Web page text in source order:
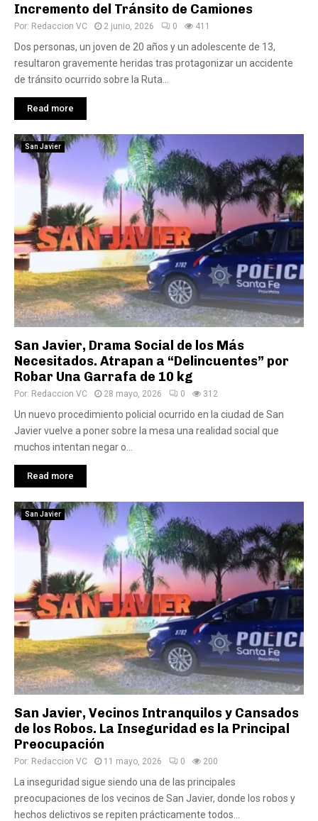
Incremento del Tránsito de Camiones
Por: Redaccion VC 2 junio, 2026 0 411
Dos personas, un joven de 20 años y un adolescente de 13,
resultaron gravemente heridas tras protagonizar un accidente
de tránsito ocurrido sobre la Ruta...
Read more
San Javier
San Javier, Drama Social de los Más
Necesitados. Atrapan a “Delincuentes” por
Robar Una Garrafa de 10 kg
Por: Redaccion VC 28 mayo, 2026 0 312
Un nuevo procedimiento policial ocurrido en la ciudad de San
Javier vuelve a poner sobre la mesa una realidad social que
muchos intentan negar o...
Read more
San Javier
San Javier, Vecinos Intranquilos y Cansados
de los Robos. La Inseguridad es la Principal
Preocupación
Por: Redaccion VC 11 mayo, 2026 0 200
La inseguridad sigue siendo una de las principales
preocupaciones de los vecinos de San Javier, donde los robos y
hechos delictivos se repiten prácticamente todos...